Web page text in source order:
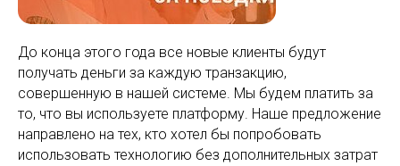
До конца этого года все новые клиенты будут
получать деньги за каждую транзакцию,
совершенную в нашей системе. Мы будем платить за
то, что вы используете платформу. Наше предложение
направлено на тех, кто хотел бы попробовать
использовать технологию без дополнительных затрат